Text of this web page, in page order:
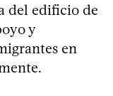
del edificio de
y
en